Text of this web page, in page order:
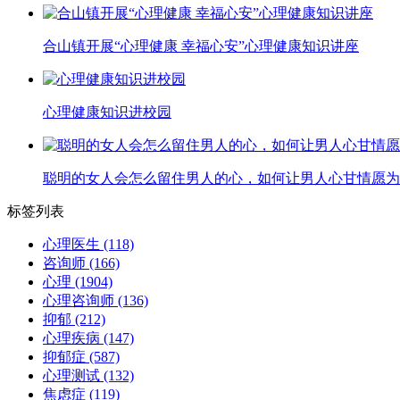
合山镇开展“心理健康 幸福心安”心理健康知识讲座
心理健康知识进校园
聪明的女人会怎么留住男人的心，如何让男人心甘情愿
标签列表
心理医生 (118)
咨询师 (166)
心理 (1904)
心理咨询师 (136)
抑郁 (212)
心理疾病 (147)
抑郁症 (587)
心理测试 (132)
焦虑症 (119)